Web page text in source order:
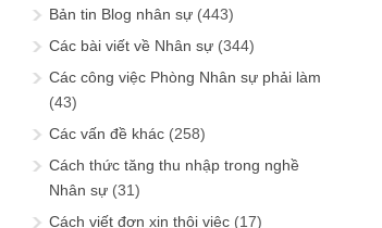
Bản tin Blog nhân sự (443)
Các bài viết về Nhân sự (344)
Các công việc Phòng Nhân sự phải làm
(43)
Các vấn đề khác (258)
Cách thức tăng thu nhập trong nghề
Nhân sự (31)
Cách viết đơn xin thôi việc (17)